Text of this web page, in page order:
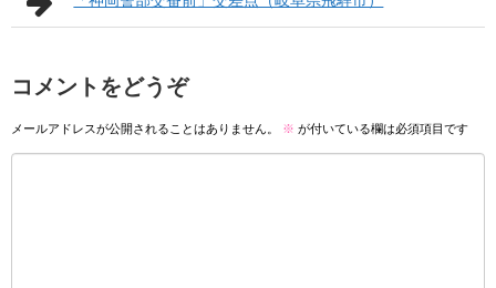
コメントをどうぞ
メールアドレスが公開されることはありません。 ※ が付いている欄は必須項目です